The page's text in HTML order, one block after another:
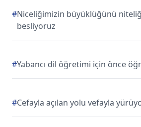
#Niceliğimizin büyüklüğünü
besliyoruz
#Yabancı dil öğretimi için önce
#Cefayla açılan yolu vefayla